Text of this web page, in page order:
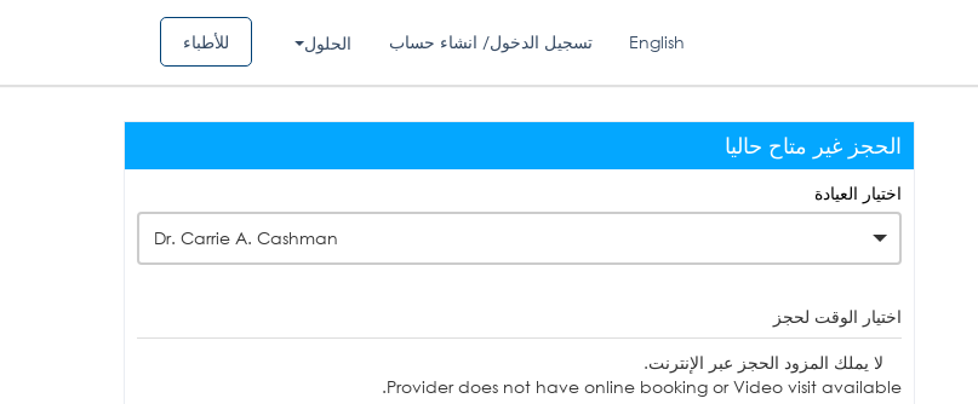
للأطباء الحلول تسجيل الدخول/ انشاء حساب English
الحجز غير متاح حاليا
اختيار العيادة
Dr. Carrie A. Cashman
اختيار الوقت لحجز
لا يملك المزود الحجز عبر الإنترنت.
Provider does not have online booking or Video visit available.